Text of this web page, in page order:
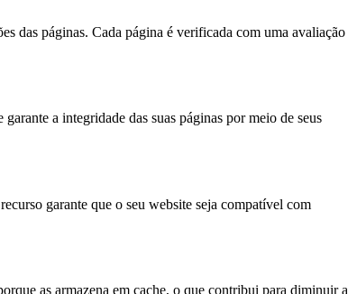
das páginas. Cada página é verificada com uma avaliação
a integridade das suas páginas por meio de seus
garante que o seu website seja compatível com
as armazena em cache, o que contribui para diminuir a